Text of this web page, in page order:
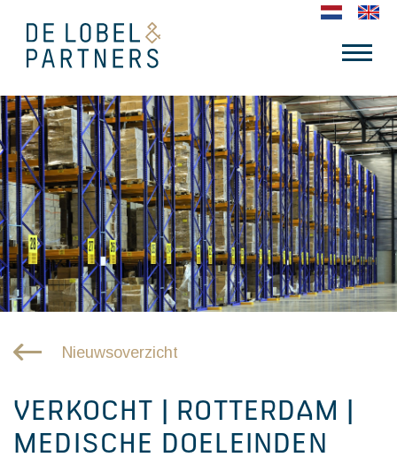
Nieuwsoverzicht
VERKOCHT | ROTTERDAM |
MEDISCHE DOELEINDEN